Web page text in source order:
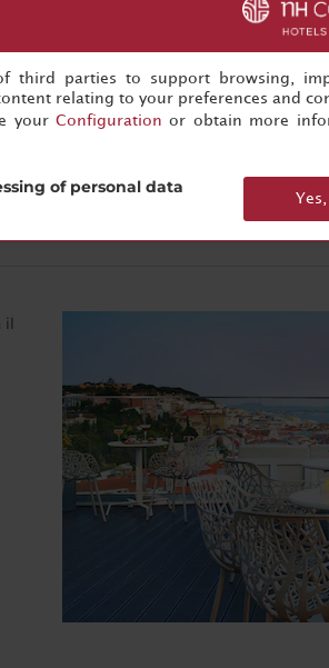
il
third parties to support browsing,
relating to your preferences and
your Configuration or obtain more
of personal data